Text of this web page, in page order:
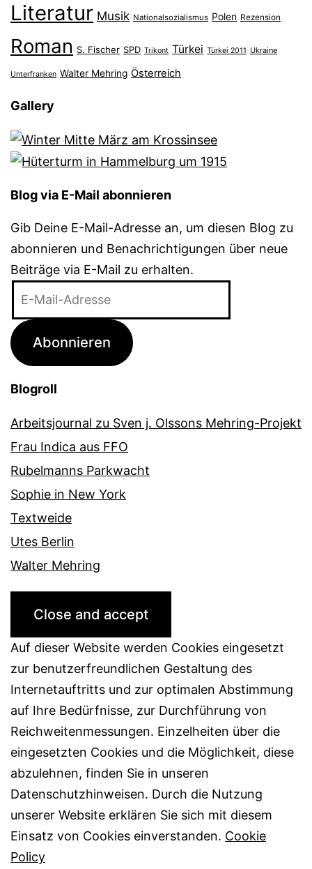
Literatur Musik Nationalsozialismus Polen Rezension
Roman S. Fischer SPD Trikont Türkei Türkei 2011 Ukraine
Unterfranken Walter Mehring Österreich
Gallery
Blog via E-Mail abonnieren
Gib Deine E-Mail-Adresse an, um diesen Blog zu
abonnieren und Benachrichtigungen über neue
Beiträge via E-Mail zu erhalten.
Adresse
Abonnieren
Blogroll
Arbeitsjournal zu Sven j. Olssons Mehring-Projekt
Frau Indica aus FFO
Rubelmanns Parkwacht
Sophie in New York
Textweide
Utes Berlin
Walter Mehring
Auf dieser Website werden Cookies eingesetzt
zur benutzerfreundlichen Gestaltung des
Internetauftritts und zur optimalen Abstimmung
auf Ihre Bedürfnisse, zur Durchführung von
Reichweitenmessungen. Einzelheiten über die
eingesetzten Cookies und die Möglichkeit, diese
abzulehnen, finden Sie in unseren
Datenschutzhinweisen. Durch die Nutzung
unserer Website erklären Sie sich mit diesem
Einsatz von Cookies einverstanden. Cookie
Policy